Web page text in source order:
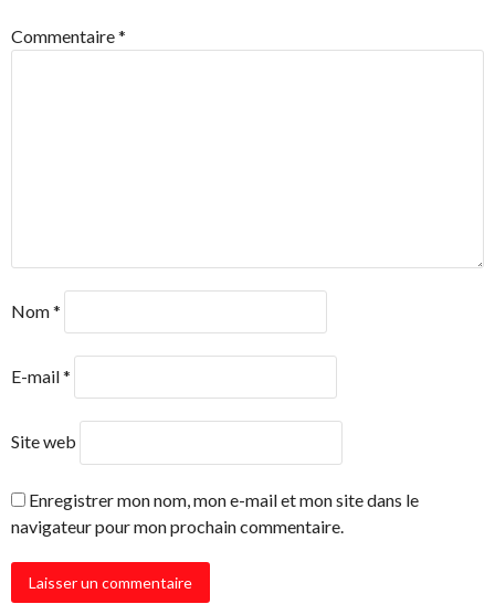
Commentaire*
Nom*
E-mail*
Site web
Enregistrer mon nom, mon e-mail et mon site dans le
navigateur pour mon prochain commentaire.